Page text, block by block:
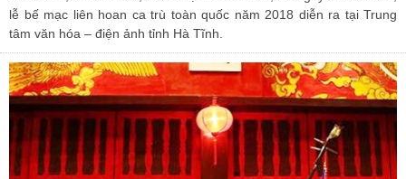
lễ bế mạc liên hoan ca trù toàn quốc năm 2018 diễn ra tại Trung
tâm văn hóa – điện ảnh tỉnh Hà Tĩnh.